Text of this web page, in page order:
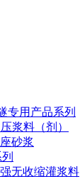
专用产品系列
浆料（剂）
砂浆
无收缩灌浆料